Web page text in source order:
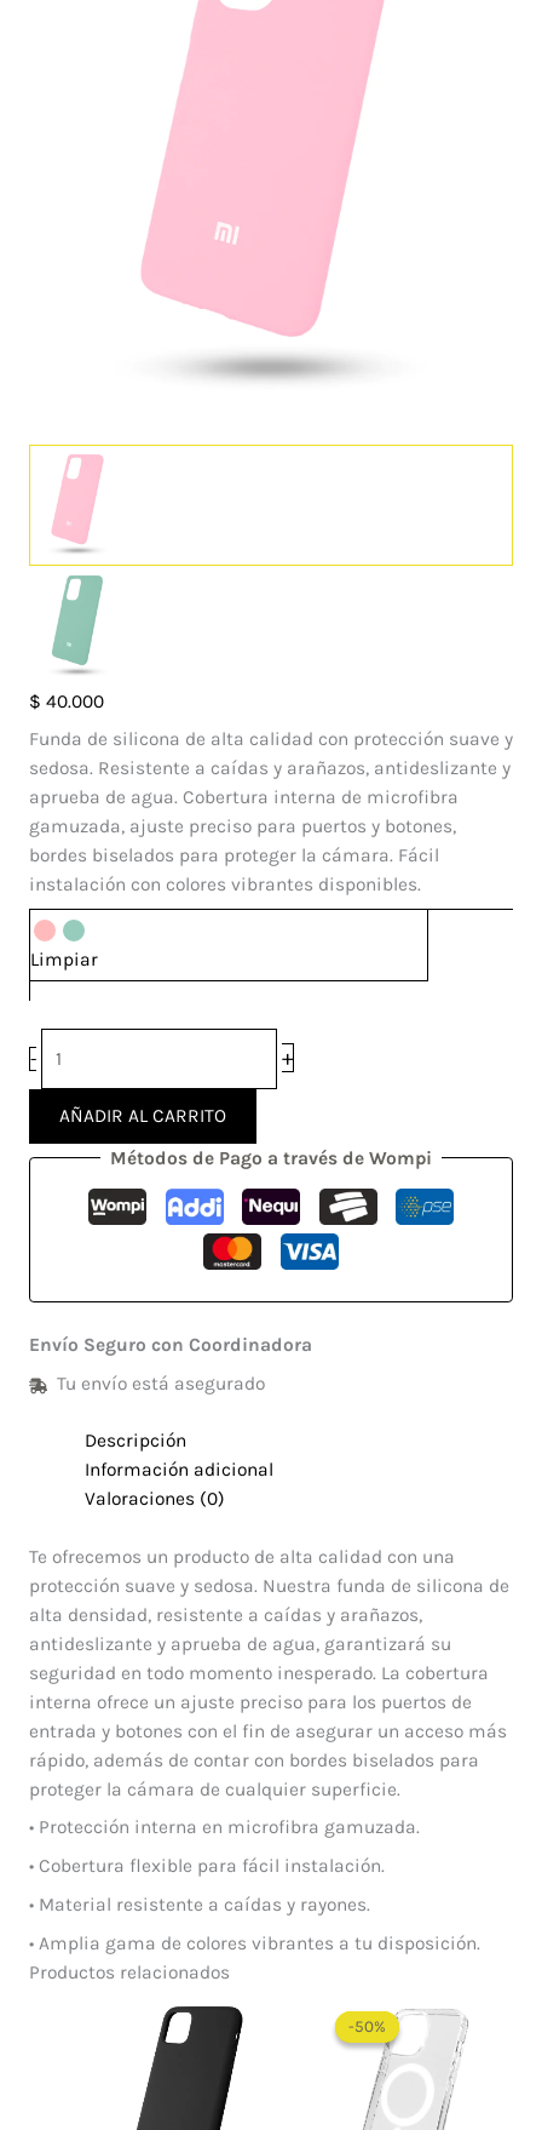
$ 40.000
Funda de silicona de alta calidad con protección suave y
sedosa. Resistente a caídas y arañazos, antideslizante y
aprueba de agua. Cobertura interna de microfibra
gamuzada, ajuste preciso para puertos y botones,
bordes biselados para proteger la cámara. Fácil
instalación con colores vibrantes disponibles.
Limpiar
-
Case
Silicone
Xiaomi
F3
cantidad
+
AÑADIR AL CARRITO
Métodos de Pago a través de Wompi
Envío Seguro con Coordinadora
Tu envío está asegurado
Descripción
Información adicional
Valoraciones (0)
Te ofrecemos un producto de alta calidad con una
protección suave y sedosa. Nuestra funda de silicona de
alta densidad, resistente a caídas y arañazos,
antideslizante y aprueba de agua, garantizará su
seguridad en todo momento inesperado. La cobertura
interna ofrece un ajuste preciso para los puertos de
entrada y botones con el fin de asegurar un acceso más
rápido, además de contar con bordes biselados para
proteger la cámara de cualquier superficie.
• Protección interna en microfibra gamuzada.
• Cobertura flexible para fácil instalación.
• Material resistente a caídas y rayones.
• Amplia gama de colores vibrantes a tu disposición.
Productos relacionados
-50%
-50%
de
precios:
desde
$ 30.000
hasta